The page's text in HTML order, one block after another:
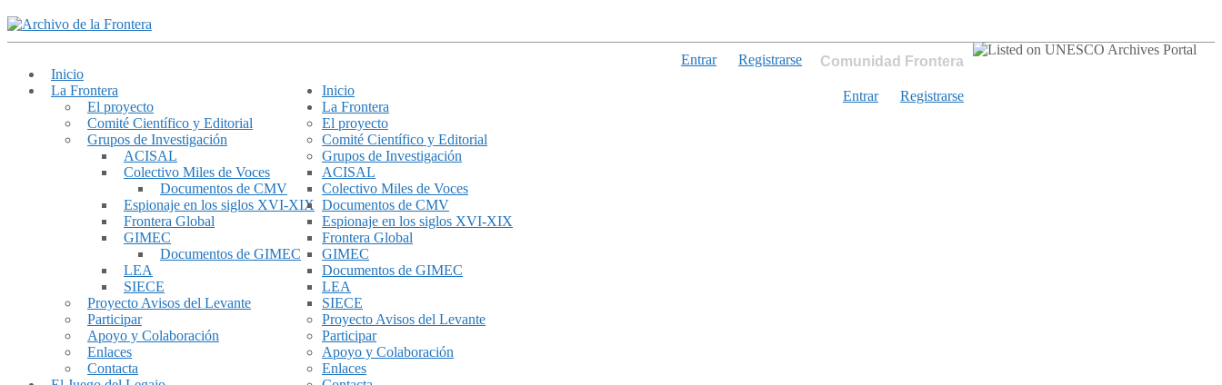
Comunidad Frontera
Entrar Registrarse
Inicio
La Frontera
El proyecto
Comité Científico y Editorial
Grupos de Investigación
ACISAL
Colectivo Miles de Voces
Documentos de CMV
Espionaje en los siglos XVI-XIX
Frontera Global
GIMEC
Documentos de GIMEC
LEA
SIECE
Proyecto Avisos del Levante
Participar
Apoyo y Colaboración
Enlaces
Contacta
Entrar
Registrarse
Inicio
La Frontera
El proyecto
Comité Científico y Editorial
Grupos de Investigación
ACISAL
Colectivo Miles de Voces
Documentos de CMV
Espionaje en los siglos XVI-XIX
Frontera Global
GIMEC
Documentos de GIMEC
LEA
SIECE
Proyecto Avisos del Levante
Participar
Apoyo y Colaboración
Enlaces